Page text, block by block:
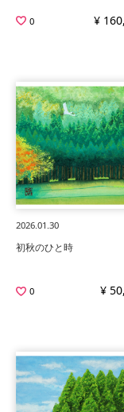
0
¥
2026.01.30
初秋のひと時
0
¥